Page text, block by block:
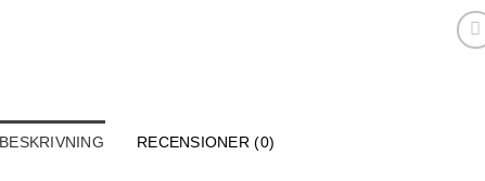
BESKRIVNING RECENSIONER (0)